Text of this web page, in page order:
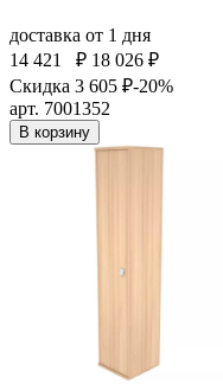
доставка от 1 дня
14 421
₽ 18 026 ₽
Скидка 3 605 ₽-20%
арт. 7001352
В корзину